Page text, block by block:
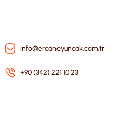
info@ercanoyuncak.com.tr
+90 (342) 221 10 23